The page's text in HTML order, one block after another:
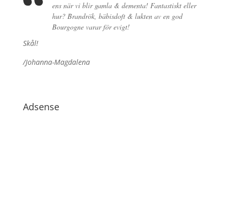
ens när vi blir gamla & dementa! Fantastiskt eller
hur? Brandrök, bäbisdoft & lukten av en god
Bourgogne varar för evigt!
Skål!
/Johanna-Magdalena
Adsense